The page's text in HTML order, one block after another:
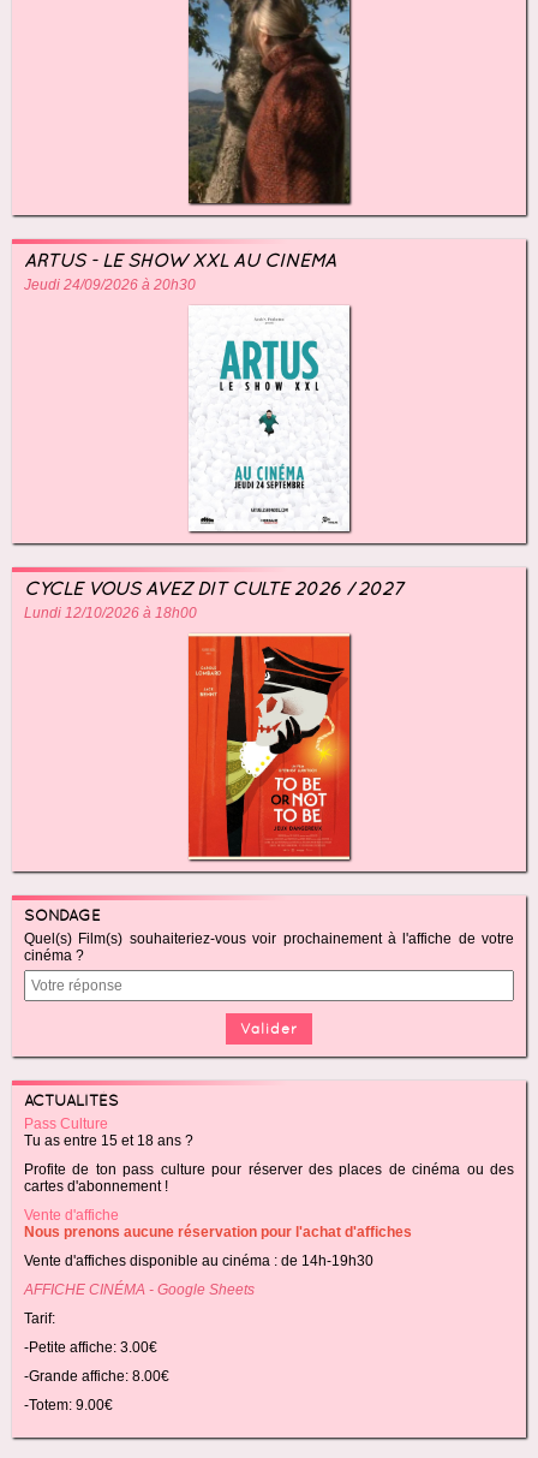
ARTUS - LE SHOW XXL AU CINÉMA
Jeudi 24/09/2026 à 20h30
CYCLE VOUS AVEZ DIT CULTE 2026 / 2027
Lundi 12/10/2026 à 18h00
SONDAGE
Quel(s) Film(s) souhaiteriez-vous voir prochainement à l'affiche de votre
cinéma ?
ACTUALITÉS
Pass Culture
Tu as entre 15 et 18 ans ?
Profite de ton pass culture pour réserver des places de cinéma ou des
cartes d'abonnement !
Vente d'affiche
Nous prenons aucune réservation pour l'achat d'affiches
Vente d'affiches disponible au cinéma : de 14h-19h30
AFFICHE CINÉMA - Google Sheets
Tarif:
-Petite affiche: 3.00€
-Grande affiche: 8.00€
-Totem: 9.00€